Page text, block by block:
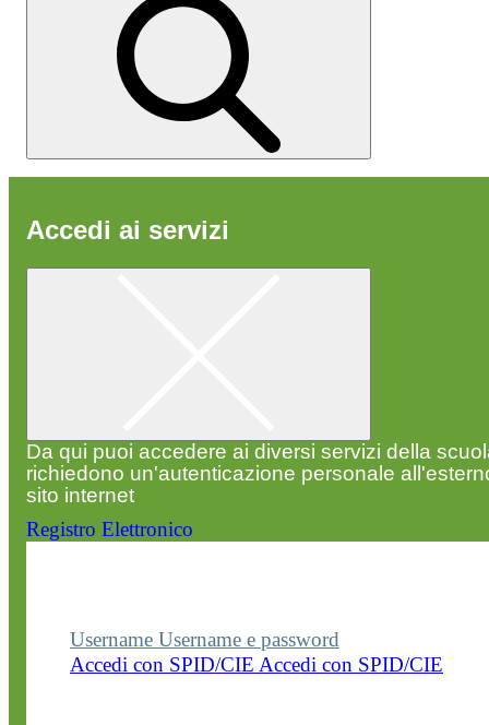
Accedi ai servizi
Da qui puoi accedere ai diversi servizi della
richiedono un'autenticazione personale
sito internet
Registro Elettronico
Username Username e password
Accedi con SPID/CIE Accedi con SPID/CIE